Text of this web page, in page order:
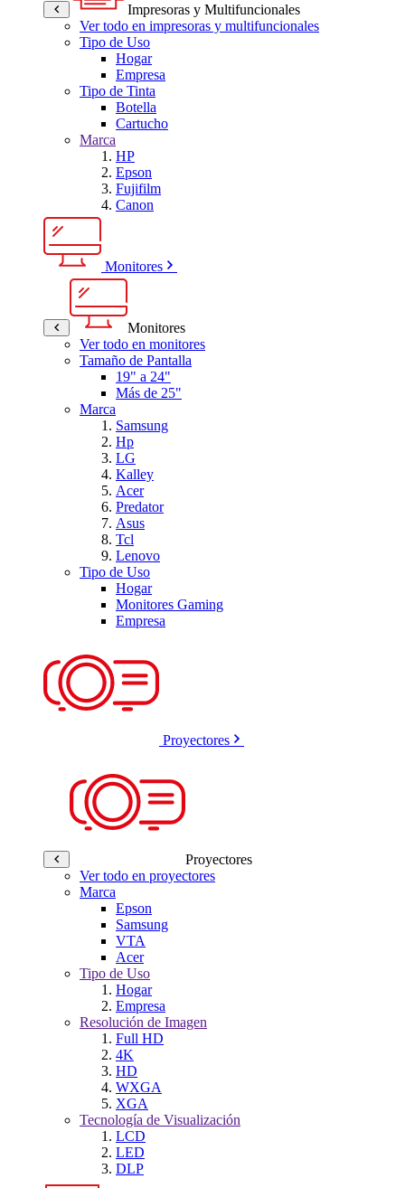
Impresoras y Multifuncionales
Ver todo en impresoras y multifuncionales
Tipo de Uso
Hogar
Empresa
Tipo de Tinta
Botella
Cartucho
Marca
HP
Epson
Fujifilm
Canon
Monitores
Monitores
Ver todo en monitores
Tamaño de Pantalla
19" a 24"
Más de 25"
Marca
Samsung
Hp
LG
Kalley
Acer
Predator
Asus
Tcl
Lenovo
Tipo de Uso
Hogar
Monitores Gaming
Empresa
Proyectores
Proyectores
Ver todo en proyectores
Marca
Epson
Samsung
VTA
Acer
Tipo de Uso
Hogar
Empresa
Resolución de Imagen
Full HD
4K
HD
WXGA
XGA
Tecnología de Visualización
LCD
LED
DLP